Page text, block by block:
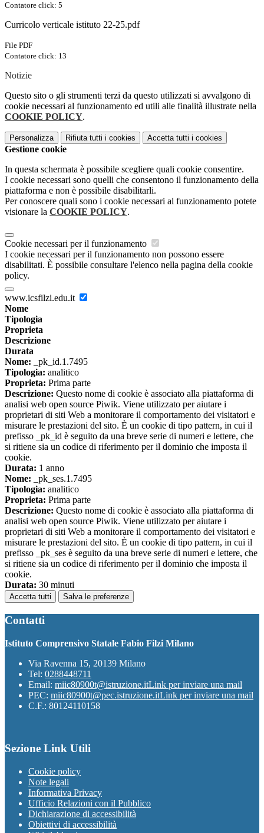
Contatore click: 5
Curricolo verticale istituto 22-25.pdf
File PDF
Contatore click: 13
Notizie
Questo sito o gli strumenti terzi da questo utilizzati si avvalgono di
cookie necessari al funzionamento ed utili alle finalità illustrate nella
COOKIE POLICY.
Personalizza Rifiuta tutti i cookies Accetta tutti i cookies
Gestione cookie
In questa schermata è possibile scegliere quali cookie consentire.
I cookie necessari sono quelli che consentono il funzionamento della
piattaforma e non è possibile disabilitarli.
Per conoscere quali sono i cookie necessari al funzionamento potete
visionare la COOKIE POLICY.
Cookie necessari per il funzionamento
I cookie necessari per il funzionamento non possono essere
disabilitati. È possibile consultare l'elenco nella pagina della cookie
policy.
www.icsfilzi.edu.it
Nome
Tipologia
Proprieta
Descrizione
Durata
Nome: _pk_id.1.7495
Tipologia: analitico
Proprieta: Prima parte
Descrizione: Questo nome di cookie è associato alla piattaforma di
analisi web open source Piwik. Viene utilizzato per aiutare i
proprietari di siti Web a monitorare il comportamento dei visitatori e
misurare le prestazioni del sito. È un cookie di tipo pattern, in cui il
prefisso _pk_id è seguito da una breve serie di numeri e lettere, che
si ritiene sia un codice di riferimento per il dominio che imposta il
cookie.
Durata: 1 anno
Nome: _pk_ses.1.7495
Tipologia: analitico
Proprieta: Prima parte
Descrizione: Questo nome di cookie è associato alla piattaforma di
analisi web open source Piwik. Viene utilizzato per aiutare i
proprietari di siti Web a monitorare il comportamento dei visitatori e
misurare le prestazioni del sito. È un cookie di tipo pattern, in cui il
prefisso _pk_ses è seguito da una breve serie di numeri e lettere, che
si ritiene sia un codice di riferimento per il dominio che imposta il
cookie.
Durata: 30 minuti
Accetta tutti Salva le preferenze
Contatti
Istituto Comprensivo Statale Fabio Filzi Milano
Via Ravenna 15, 20139 Milano
Tel: 0288448711
Email: miic80900t@istruzione.itLink per inviare una mail
PEC: miic80900t@pec.istruzione.itLink per inviare una mail
C.F.: 80124110158
Sezione Link Utili
Cookie policy
Note legali
Informativa Privacy
Ufficio Relazioni con il Pubblico
Dichiarazione di accessibilità
Obiettivi di accessibilità